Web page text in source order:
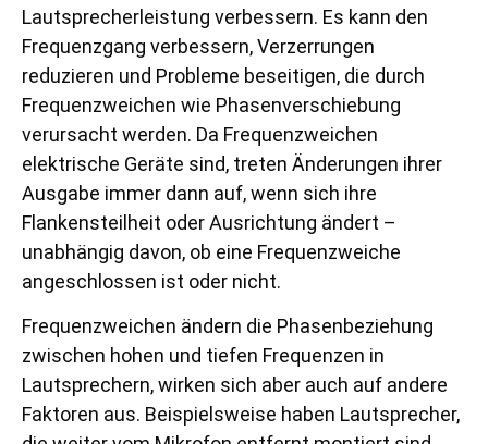
Lautsprecherleistung verbessern. Es kann den
Frequenzgang verbessern, Verzerrungen
reduzieren und Probleme beseitigen, die durch
Frequenzweichen wie Phasenverschiebung
verursacht werden. Da Frequenzweichen
elektrische Geräte sind, treten Änderungen ihrer
Ausgabe immer dann auf, wenn sich ihre
Flankensteilheit oder Ausrichtung ändert –
unabhängig davon, ob eine Frequenzweiche
angeschlossen ist oder nicht.
Frequenzweichen ändern die Phasenbeziehung
zwischen hohen und tiefen Frequenzen in
Lautsprechern, wirken sich aber auch auf andere
Faktoren aus. Beispielsweise haben Lautsprecher,